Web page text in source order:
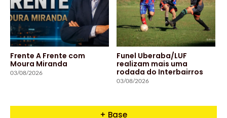
Frente A Frente com
Moura Miranda
03/08/2026
Funel Uberaba/LUF
realizam mais uma
rodada do Interbairros
03/08/2026
+ Base